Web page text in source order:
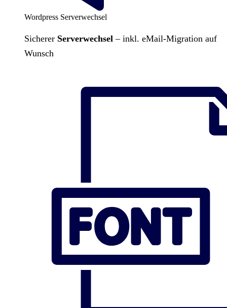
Wordpress Serverwechsel
Sicherer Serverwechsel – inkl. eMail-Migration auf
Wunsch